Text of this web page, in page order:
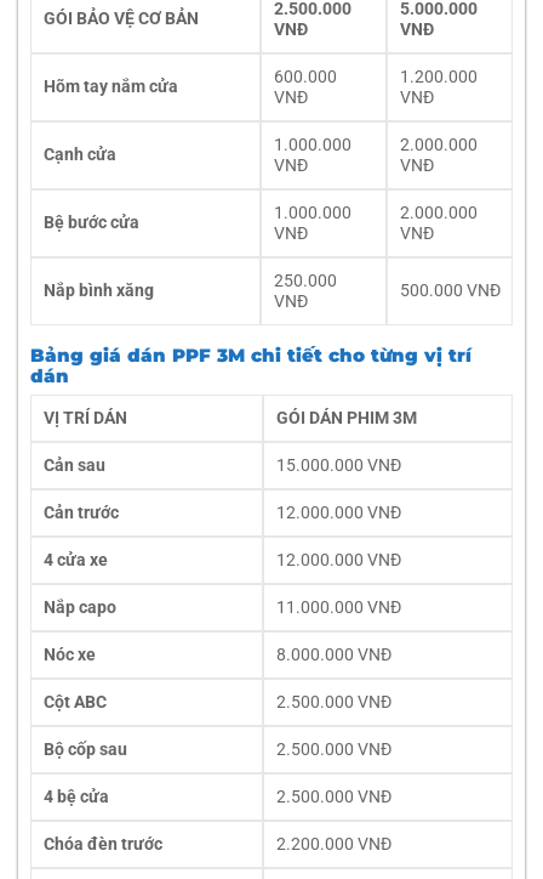
GÓI BẢO VỆ CƠ BẢN
2.500.000
VNĐ
5.000.000
VNĐ
Hõm tay nắm cửa
600.000
VNĐ
1.200.000
VNĐ
Cạnh cửa
1.000.000
VNĐ
2.000.000
VNĐ
Bệ bước cửa
1.000.000
VNĐ
2.000.000
VNĐ
Nắp bình xăng
250.000
VNĐ
500.000 VNĐ
Bảng giá dán PPF 3M chi tiết cho từng vị trí
dán
VỊ TRÍ DÁN GÓI DÁN PHIM 3M
Cản sau 15.000.000 VNĐ
Cản trước 12.000.000 VNĐ
4 cửa xe 12.000.000 VNĐ
Nắp capo 11.000.000 VNĐ
Nóc xe 8.000.000 VNĐ
Cột ABC 2.500.000 VNĐ
Bộ cốp sau 2.500.000 VNĐ
4 bệ cửa 2.500.000 VNĐ
Chóa đèn trước 2.200.000 VNĐ